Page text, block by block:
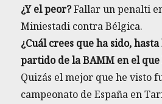
¿Y el peor?Fallar un penalti
Miniestadi contra Bélgica.
¿Cuál crees que ha sido,
partido de la BAMM en el
Quizás el mejor que he visto
campeonato de España en